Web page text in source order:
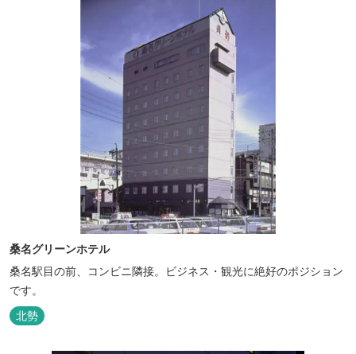
桑名グリーンホテル
桑名駅目の前、コンビニ隣接。ビジネス・観光に絶好のポジション
です。
北勢